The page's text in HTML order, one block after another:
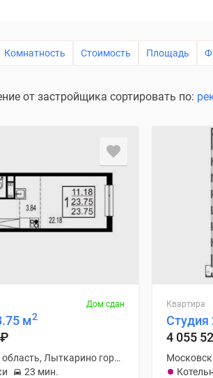
Комнатность Стоимость Площадь
от застройщика сортировать по:
Дом сдан
м2
₽
Московская область, Лыткарино городской округ
23 мин.
Квартира
Студия
4 055